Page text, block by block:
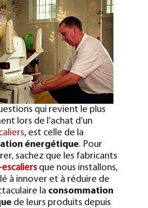
qui revient le plus
lors de l’achat d’un
, est celle de la
énergétique. Pour
sachez que les fabricants
que nous installons,
à innover et à réduire de
la consommation
de leurs produits depuis